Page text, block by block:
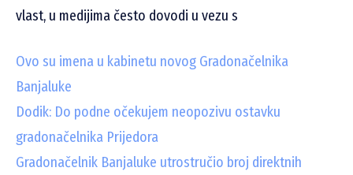
vlast, u medijima često dovodi u vezu s
Ovo su imena u kabinetu novog Gradonačelnika
Banjaluke
Dodik: Do podne očekujem neopozivu ostavku
gradonačelnika Prijedora
Gradonačelnik Banjaluke utrostručio broj direktnih